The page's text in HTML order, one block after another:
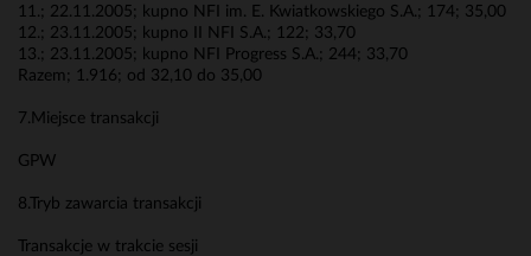
11.; 22.11.2005; kupno NFI im. E. Kwiatkowskiego S.A.; 174; 35,00
12.; 23.11.2005; kupno II NFI S.A.; 122; 33,70
13.; 23.11.2005; kupno NFI Progress S.A.; 244; 33,70
Razem; 1.916; od 32,10 do 35,00
7.Miejsce transakcji
GPW
8.Tryb zawarcia transakcji
Transakcje w trakcie sesji